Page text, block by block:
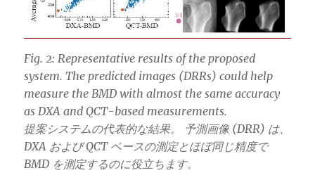
Fig. 2: Representative results of the proposed
system. The predicted images (DRRs) could help
measure the BMD with almost the same accuracy
as DXA and QCT-based measurements.
提案システムの代表的な結果。 予測画像 (DRR) は、
DXA および QCT ベースの測定とほぼ同じ精度で
BMD を測定するのに役立ちます。